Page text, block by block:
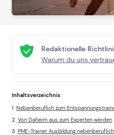
Redaktionelle
Warum du uns
Inhaltsverzeichnis
Nebenberuflich zum
Von Daheim aus zum Experten werden
PME-Trainer Ausbildung